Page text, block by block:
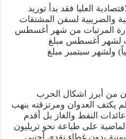
العليا فقد بدأ توريد
والضريبية لسفن المشتقات
المرتبات من شهر أغسطس
لشهر أغسطس مبلغ
ريالاً يمنياً) ولشهر سبتمبر مبلغ
من أبرز اشكال الحرب
يكتف العدوان ومرتزقته بنهب
من عائدات النفط والغاز بل أقدم
على طباعة نحو تريليون
اليمنية بدون غطاء نقدي أجنبي